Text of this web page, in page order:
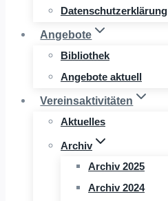
Datenschutzerklärung
Angebote
Bibliothek
Angebote aktuell
Vereinsaktivitäten
Aktuelles
Archiv
Archiv 2025
Archiv 2024